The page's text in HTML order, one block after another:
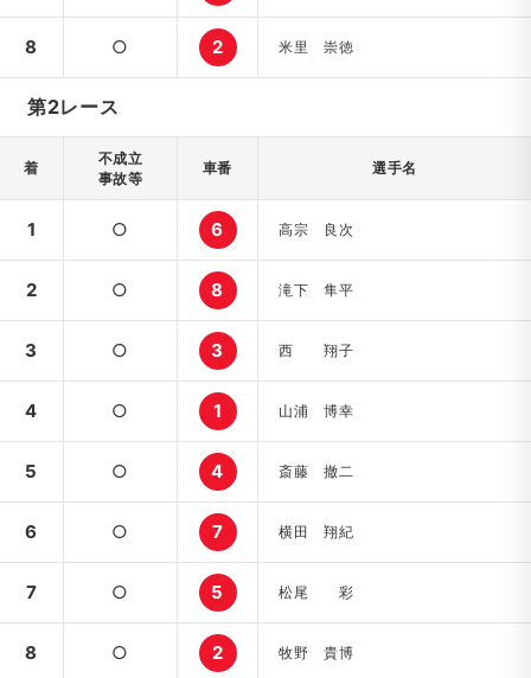
8 ○ 2 米里 崇徳
第2レース
着
不成立
事故等
車番 選手名
1 ○ 6 高宗 良次
2 ○ 8 滝下 隼平
3 ○ 3 西 翔子
4 ○ 1 山浦 博幸
5 ○ 4 斎藤 撤二
6 ○ 7 横田 翔紀
7 ○ 5 松尾 彩
8 ○ 2 牧野 貴博